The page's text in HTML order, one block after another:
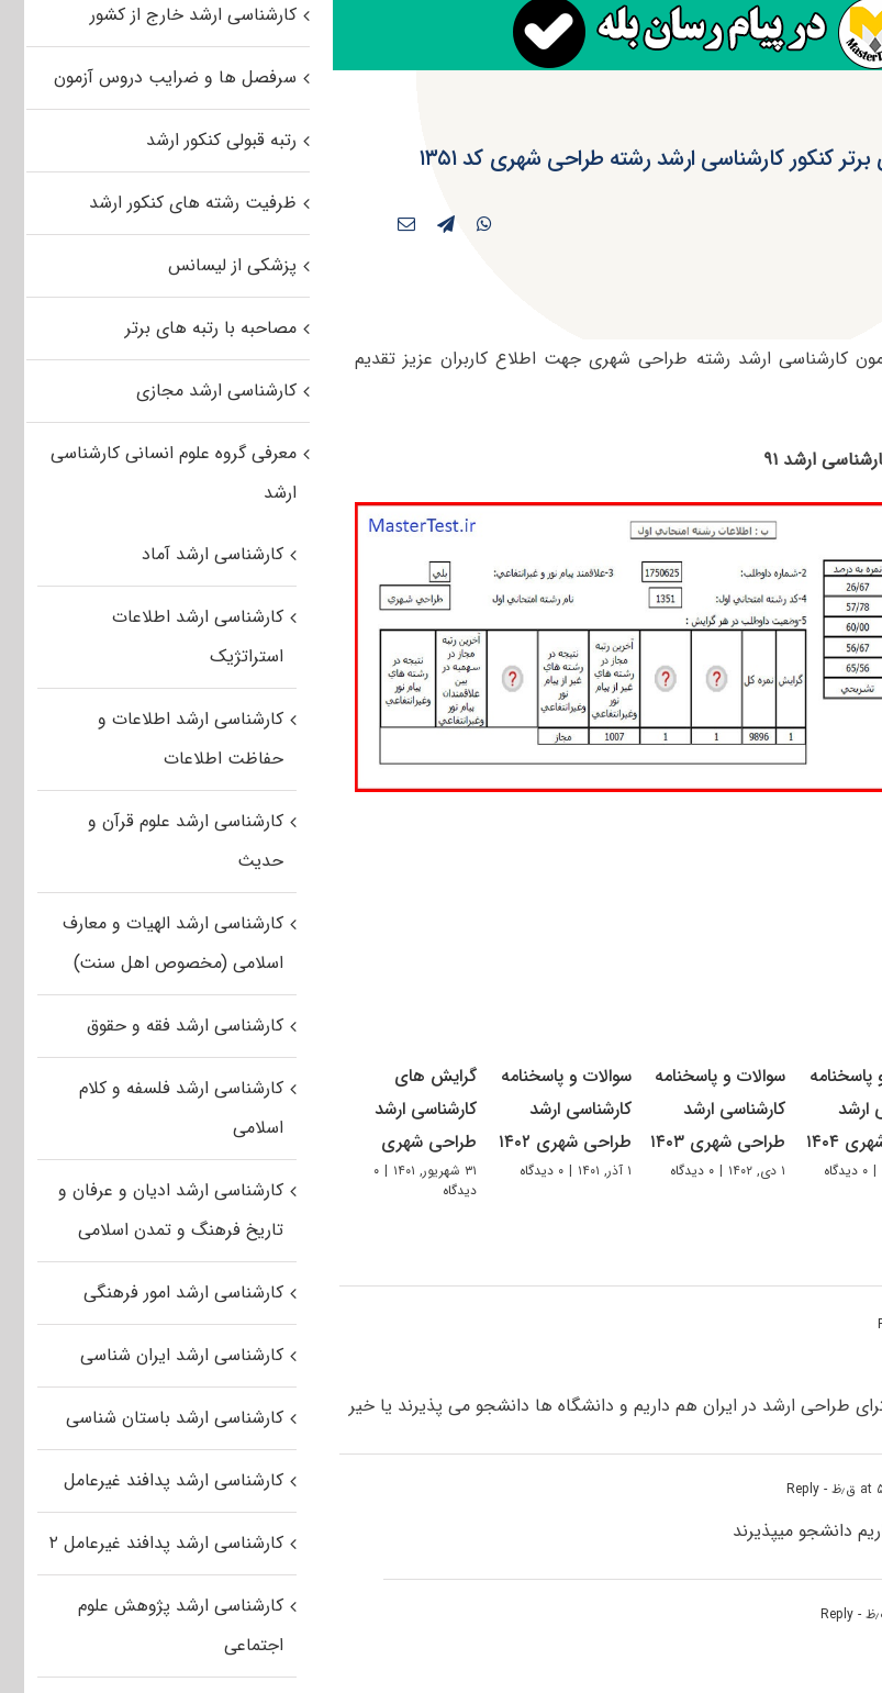
برتر کنکور کارشناسی ارشد رشته طراحی شهری کد ۱۳۵۱
کارشناسی ارشد رشته طراحی شهری جهت اطلاع کاربران عزیز تقدیم
ارشد ۹۱
پاسخنامه
ارشد
۱۴۰۴
| ۰ دیدگاه
سوالات و پاسخنامه
کارشناسی ارشد
طراحی شهری ۱۴۰۳
۱ دی, ۱۴۰۲ | ۰ دیدگاه
سوالات و پاسخنامه
کارشناسی ارشد
طراحی شهری ۱۴۰۲
۱ آذر, ۱۴۰۱ | ۰ دیدگاه
گرایش های
کارشناسی ارشد
طراحی شهری
۳۱ شهریور, ۱۴۰۱ | ۰
دیدگاه
طراحی ارشد در ایران هم داریم و دانشگاه ها دانشجو می پذیرند یا خیر
- Reply
دانشجو میپذیرند
- Reply
کارشناسی ارشد خارج از کشور
سرفصل ها و ضرایب دروس آزمون
رتبه قبولی کنکور ارشد
ظرفیت رشته های کنکور ارشد
پزشکی از لیسانس
مصاحبه با رتبه های برتر
کارشناسی ارشد مجازی
معرفی گروه علوم انسانی کارشناسی
ارشد
کارشناسی ارشد آماد
کارشناسی ارشد اطلاعات
استراتژیک
کارشناسی ارشد اطلاعات و
حفاظت اطلاعات
کارشناسی ارشد علوم قرآن و
حدیث
کارشناسی ارشد الهیات و معارف
اسلامی (مخصوص اهل سنت)
کارشناسی ارشد فقه و حقوق
کارشناسی ارشد فلسفه و کلام
اسلامی
کارشناسی ارشد ادیان و عرفان و
تاریخ فرهنگ و تمدن اسلامی
کارشناسی ارشد امور فرهنگی
کارشناسی ارشد ایران شناسی
کارشناسی ارشد باستان شناسی
کارشناسی ارشد پدافند غیرعامل
کارشناسی ارشد پدافند غیرعامل ۲
کارشناسی ارشد پژوهش علوم
اجتماعی